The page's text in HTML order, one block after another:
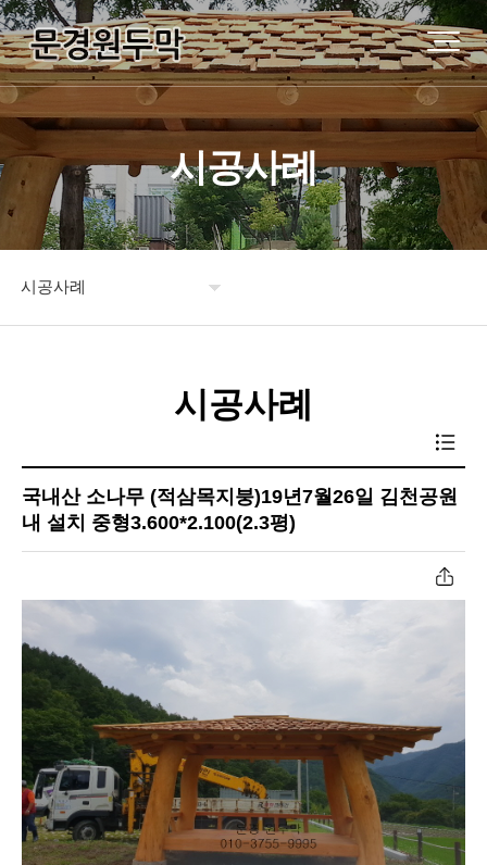
시공사례
시공사례
공장작업과정
원두막자재입고
온라인문의
고객센터
시공사례
국내산 소나무 (적삼목지붕)19년7월26일 김천공원
내 설치 중형3.600*2.100(2.3평)